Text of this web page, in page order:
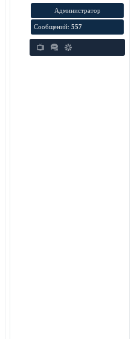
Администратор
Сообщений: 557